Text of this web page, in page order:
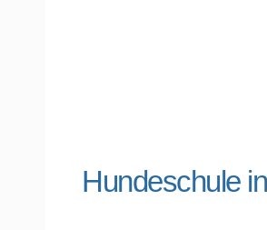
Hundeschule